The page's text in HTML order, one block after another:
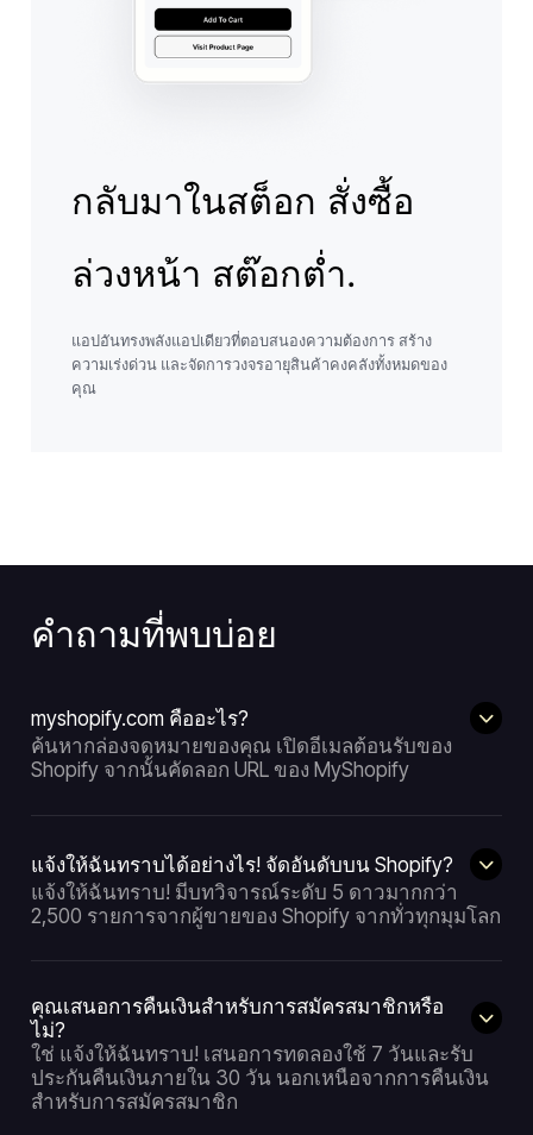
กลับมาในสต็อก สั่งซื้อ
ล่วงหน้า สต๊อกต่ำ.
แอปอันทรงพลังแอปเดียวที่ตอบสนองความต้องการ สร้าง
ความเร่งด่วน และจัดการวงจรอายุสินค้าคงคลังทั้งหมดของ
คุณ
คำถามที่พบบ่อย
myshopify.com คืออะไร?
ค้นหากล่องจดหมายของคุณ เปิดอีเมลต้อนรับของ
Shopify จากนั้นคัดลอก URL ของ MyShopify
แจ้งให้ฉันทราบได้อย่างไร! จัดอันดับบน Shopify?
แจ้งให้ฉันทราบ! มีบทวิจารณ์ระดับ 5 ดาวมากกว่า
2,500 รายการจากผู้ขายของ Shopify จากทั่วทุกมุมโลก
คุณเสนอการคืนเงินสำหรับการสมัครสมาชิกหรือ
ไม่?
ใช่ แจ้งให้ฉันทราบ! เสนอการทดลองใช้ 7 วันและรับ
ประกันคืนเงินภายใน 30 วัน นอกเหนือจากการคืนเงิน
สำหรับการสมัครสมาชิก